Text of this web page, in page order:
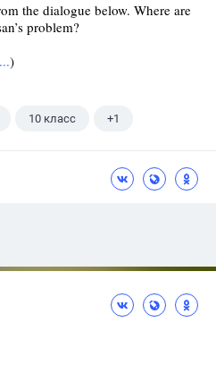
the dialogue below. Where are
problem?
)
10 класс +1